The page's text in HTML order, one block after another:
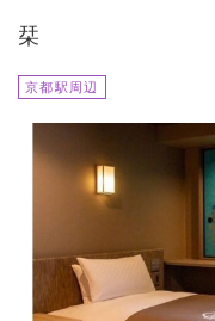
栞
京都駅周辺